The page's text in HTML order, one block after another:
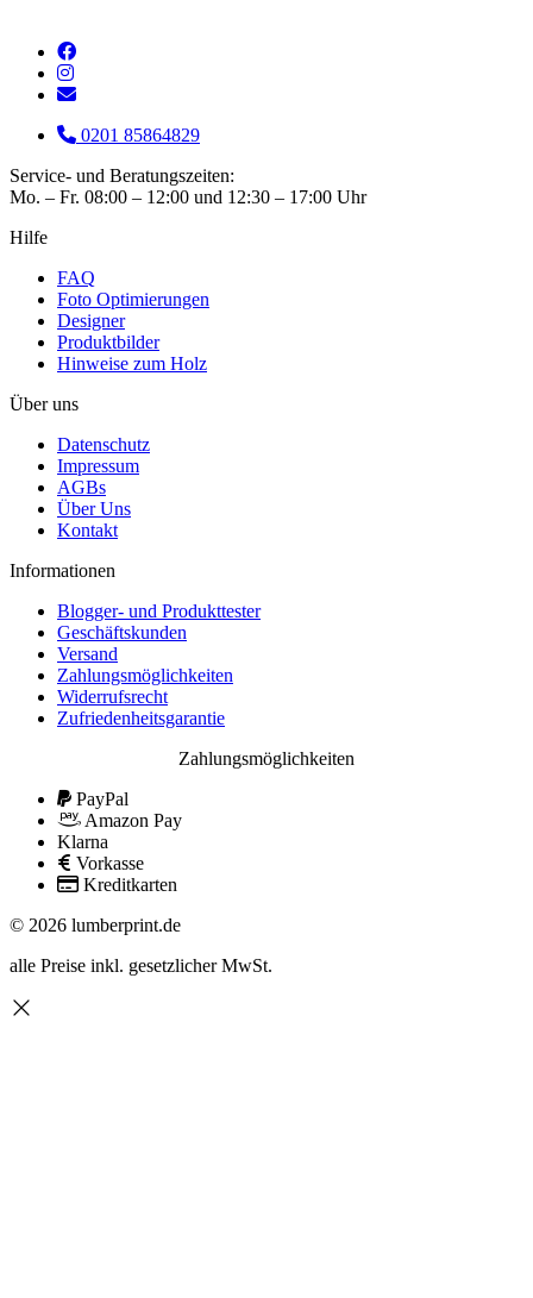
0201 85864829
Service- und Beratungszeiten:
Mo. – Fr. 08:00 – 12:00 und 12:30 – 17:00 Uhr
Hilfe
FAQ
Foto Optimierungen
Designer
Produktbilder
Hinweise zum Holz
Über uns
Datenschutz
Impressum
AGBs
Über Uns
Kontakt
Informationen
Blogger- und Produkttester
Geschäftskunden
Versand
Zahlungsmöglichkeiten
Widerrufsrecht
Zufriedenheitsgarantie
Zahlungsmöglichkeiten
PayPal
Amazon Pay
Klarna
Vorkasse
Kreditkarten
© 2026 lumberprint.de
alle Preise inkl. gesetzlicher MwSt.